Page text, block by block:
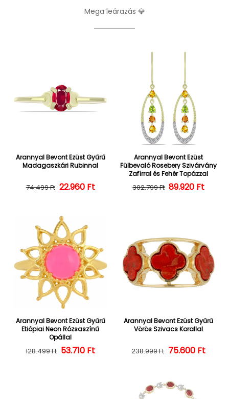
Mega leárazás 💎
Arannyal Bevont Ezüst Gyűrű
Madagaszkári Rubinnal
Normál ár
74.499 Ft Kedvezményes ár
22.960 Ft
Arannyal Bevont Ezüst
Fülbevaló Rosebery Szivárvány
Zafírral és Fehér Topázzal
Normál ár
302.799 Ft 89.920 Ft
Arannyal Bevont Ezüst Gyűrű
Etiópiai Neon Rózsaszínű
Opállal
Normál ár
128.499 Ft Kedvezményes ár
53.710 Ft
Arannyal Bevont Ezüst Gyűrű
Vörös Szivacs Korallal
Normál ár
238.999 Ft 75.600 Ft